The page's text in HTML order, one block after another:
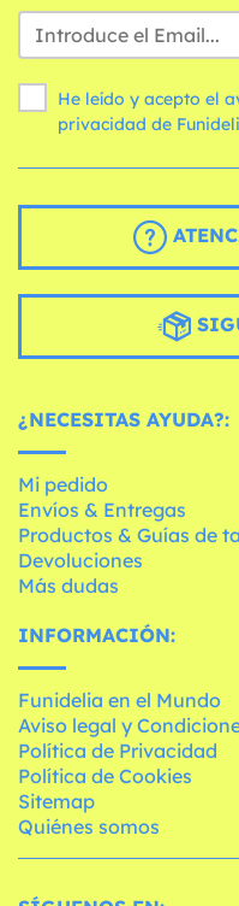
He leído y acepto el
privacidad de
¿NECESITAS AYUDA?:
Mi pedido
Envíos & Entregas
Productos & Guías de
Devoluciones
Más dudas
INFORMACIÓN:
Funidelia en el Mundo
Aviso legal y
Política de Privacidad
Política de Cookies
Sitemap
Quiénes somos